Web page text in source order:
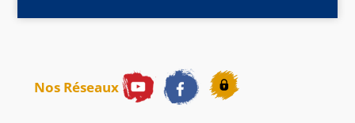
Nos Réseaux